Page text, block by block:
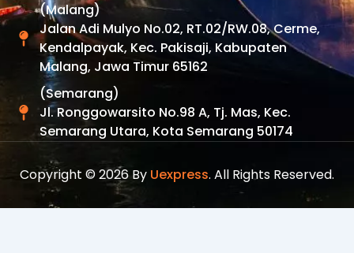
(Malang)
Jalan Adi Mulyo No.02, RT.02/RW.08, Cerme,
Kendalpayak, Kec. Pakisaji, Kabupaten
Malang, Jawa Timur 65162
(Semarang)
Jl. Ronggowarsito No.98 A, Tj. Mas, Kec.
Semarang Utara, Kota Semarang 50174
Copyright © 2026 By Uexpress. All Rights Reserved.